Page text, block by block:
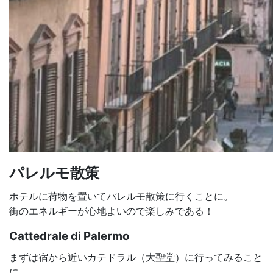
パレルモ散策
ホテルに荷物を置いてパレルモ散策に行くことに。
街のエネルギーが心地よいので楽しみである！
Cattedrale di Palermo
まずは宿から近いカテドラル（大聖堂）に行ってみること